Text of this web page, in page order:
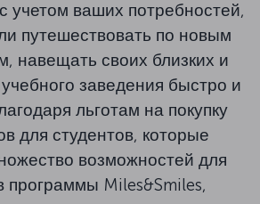
учетом ваших потребностей,
путешествовать по новым
навещать своих близких и
заведения быстро и
льготам на покупку
для студентов, которые
возможностей для
программы Miles&Smiles,